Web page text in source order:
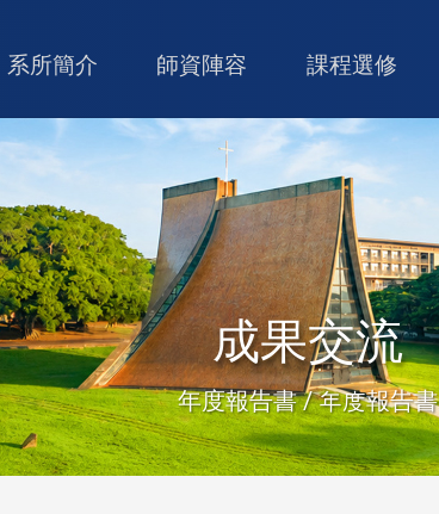
系所簡介 師資陣容 課程選修
成果交流
年度報告書 / 年度報告書